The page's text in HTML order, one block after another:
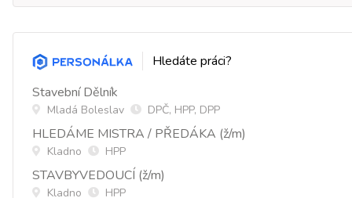
Hledáte práci?
Stavební Dělník
Mladá Boleslav DPČ, HPP, DPP
HLEDÁME MISTRA / PŘEDÁKA (ž/m)
Kladno HPP
STAVBYVEDOUCÍ (ž/m)
Kladno HPP